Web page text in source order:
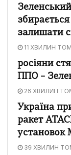
залишати
11 ХВИЛИН
росіяни
ППО –
26 ХВИЛИН
Україна
ракет
установок
39 ХВИЛИН